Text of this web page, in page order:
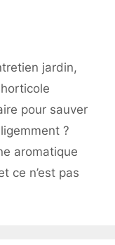
jardin,
pour sauver
?
aromatique
ce n’est pas